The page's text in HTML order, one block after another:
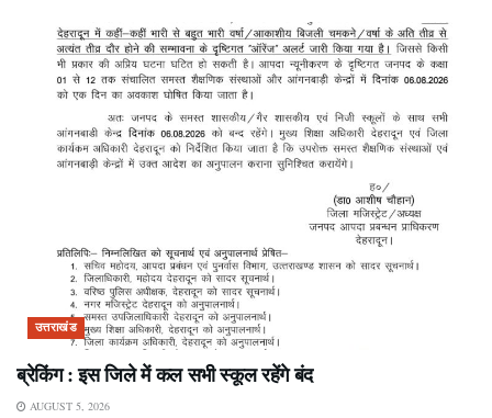
उत्तराखंड
ब्रेकिंग : इस जिले में कल सभी स्कूल रहेंगे बंद
AUGUST 5, 2026